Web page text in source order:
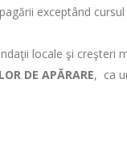
exceptând
locale şi creşteri
DE APĂRARE, ca